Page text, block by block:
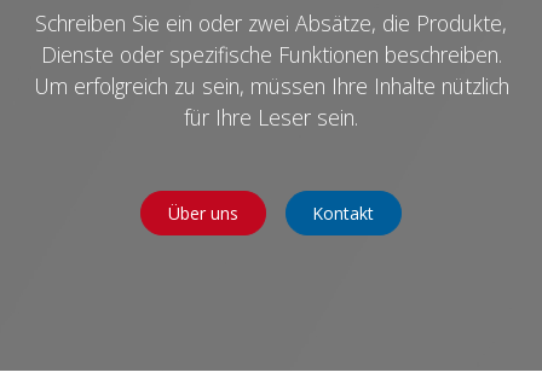
Schreiben Sie ein oder zwei Absätze, die Produkte,
Dienste oder spezifische Funktionen beschreiben.
Um erfolgreich zu sein, müssen Ihre Inhalte nützlich
für Ihre Leser sein.
Über uns Kontakt